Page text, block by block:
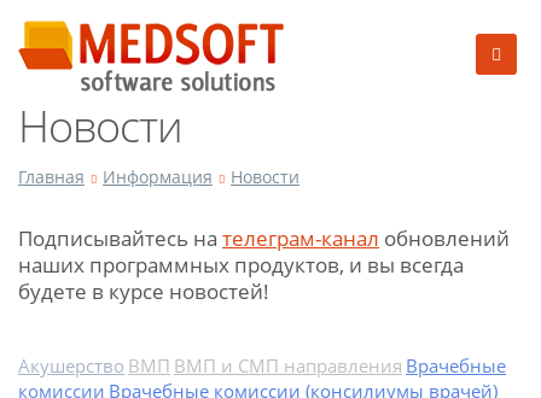
Новости
Главная Информация Новости
Подписывайтесь на телеграм-канал обновлений
наших программных продуктов, и вы всегда
будете в курсе новостей!
Акушерство ВМП ВМП и СМП направления Врачебные
комиссии Врачебные комиссии (консилиумы врачей)